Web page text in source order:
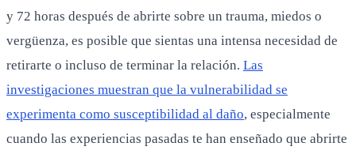
y 72 horas después de abrirte sobre un trauma, miedos o
vergüenza, es posible que sientas una intensa necesidad de
retirarte o incluso de terminar la relación. Las
investigaciones muestran que la vulnerabilidad se
experimenta como susceptibilidad al daño, especialmente
cuando las experiencias pasadas te han enseñado que abrirte